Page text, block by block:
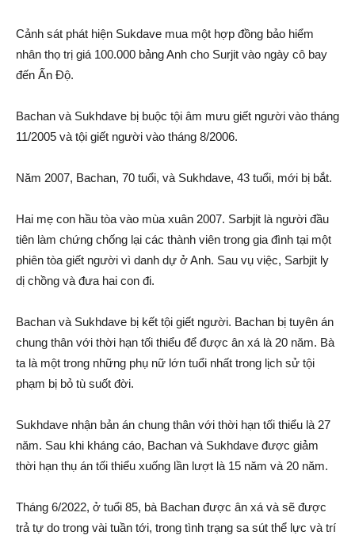
Cảnh sát phát hiện Sukdave mua một hợp đồng bảo hiểm
nhân thọ trị giá 100.000 bảng Anh cho Surjit vào ngày cô bay
đến Ấn Độ.
Bachan và Sukhdave bị buộc tội âm mưu giết người vào tháng
11/2005 và tội giết người vào tháng 8/2006.
Năm 2007, Bachan, 70 tuổi, và Sukhdave, 43 tuổi, mới bị bắt.
Hai mẹ con hầu tòa vào mùa xuân 2007. Sarbjit là người đầu
tiên làm chứng chống lại các thành viên trong gia đình tại một
phiên tòa giết người vì danh dự ở Anh. Sau vụ việc, Sarbjit ly
dị chồng và đưa hai con đi.
Bachan và Sukhdave bị kết tội giết người. Bachan bị tuyên án
chung thân với thời hạn tối thiểu để được ân xá là 20 năm. Bà
ta là một trong những phụ nữ lớn tuổi nhất trong lịch sử tội
phạm bị bỏ tù suốt đời.
Sukhdave nhận bản án chung thân với thời hạn tối thiểu là 27
năm. Sau khi kháng cáo, Bachan và Sukhdave được giảm
thời hạn thụ án tối thiểu xuống lần lượt là 15 năm và 20 năm.
Tháng 6/2022, ở tuổi 85, bà Bachan được ân xá và sẽ được
trả tự do trong vài tuần tới, trong tình trạng sa sút thể lực và trí